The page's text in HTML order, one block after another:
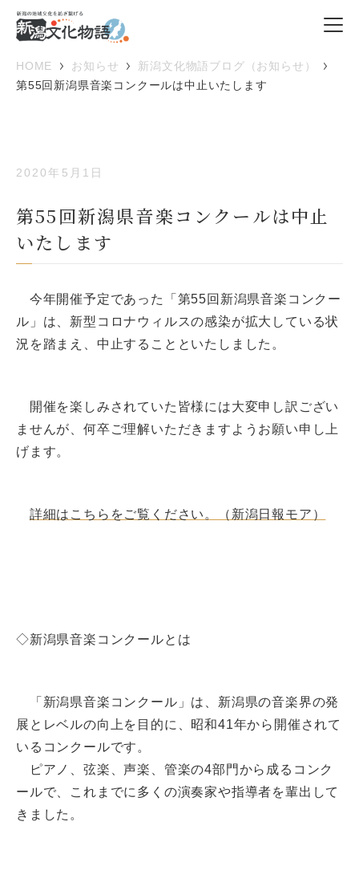
HOME お知らせ
新潟文化物語ブログ（お知らせ）
第55回新潟県音楽コンクールは中止いたします
2020年5月1日
第55回新潟県音楽コンクールは中止
いたします
今年開催予定であった「第55回新潟県音楽コンクー
ル」は、新型コロナウィルスの感染が拡大している状
況を踏まえ、中止することといたしました。
開催を楽しみされていた皆様には大変申し訳ござい
ませんが、何卒ご理解いただきますようお願い申し上
げます。
詳細はこちらをご覧ください。（新潟日報モア）
◇新潟県音楽コンクールとは
「新潟県音楽コンクール」は、新潟県の音楽界の発
展とレベルの向上を目的に、昭和41年から開催されて
いるコンクールです。
ピアノ、弦楽、声楽、管楽の4部門から成るコンク
ールで、これまでに多くの演奏家や指導者を輩出して
きました。